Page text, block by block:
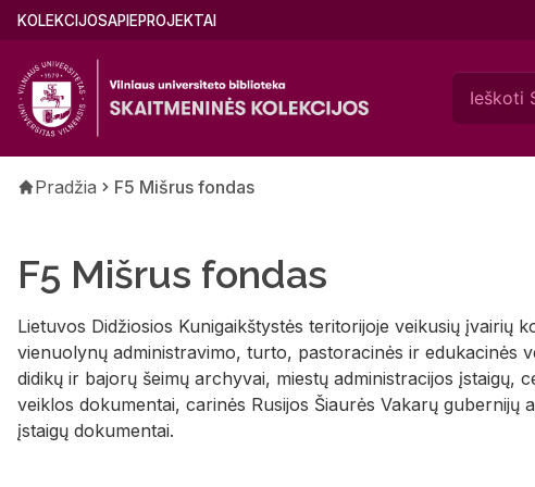
Pereiti
pagrindinį
turinį
Main
(lithuanian)
KOLEKCIJOSAPIEPROJEKTAI
Kelias
Pradžia F5 Mišrus fondas
F5 Mišrus fondas
Lietuvos Didžiosios Kunigaikštystės teritorijoje veikusių įvairių
vienuolynų administravimo, turto, pastoracinės ir edukacinės
didikų ir bajorų šeimų archyvai, miestų administracijos įstaigų,
veiklos dokumentai, carinės Rusijos Šiaurės Vakarų gubernijų
įstaigų dokumentai.